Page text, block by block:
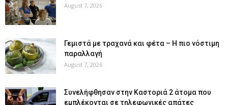
August 7, 2026
Γεμιστά με τραχανά και φέτα – Η πιο νόστιμη
παραλλαγή
August 7, 2026
Συνελήφθησαν στην Καστοριά 2 άτομα που
εμπλέκονται σε τηλεφωνικές απάτες